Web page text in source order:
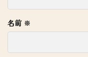
名前 ※